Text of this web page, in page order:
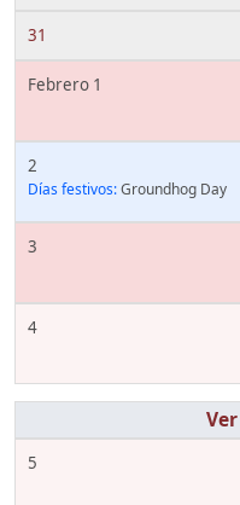
31
Febrero 1
2
Días festivos:Groundhog Day
3
4
5